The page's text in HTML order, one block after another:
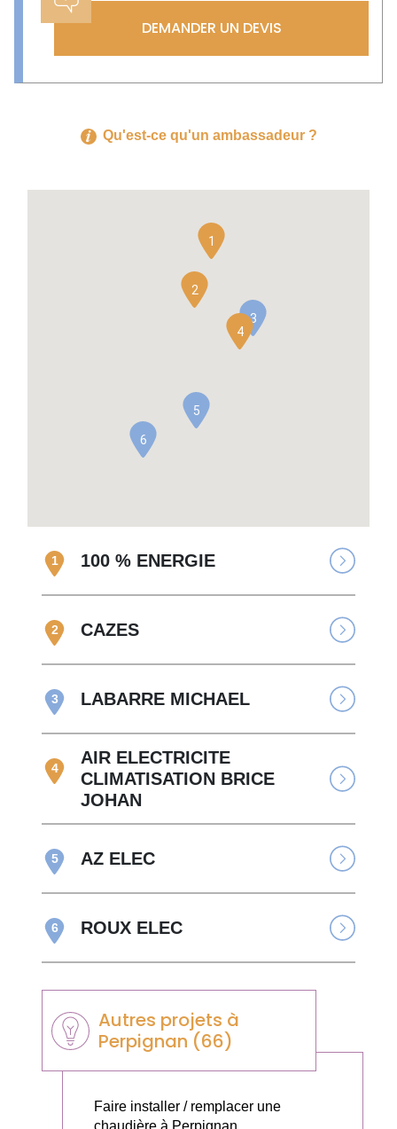
DEMANDER UN DEVIS
Qu'est-ce qu'un ambassadeur ?
1
2
3
4
5
6
1 100 % ENERGIE
2 CAZES
3 LABARRE MICHAEL
4
AIR ELECTRICITE
CLIMATISATION BRICE
JOHAN
5 AZ ELEC
6 ROUX ELEC
Autres projets à
Perpignan (66)
Faire installer / remplacer une
chaudière à Perpignan